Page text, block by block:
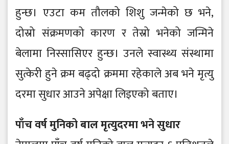
हुन्छ। एउटा कम तौलको शिशु जन्मेको छ भने,
दोस्रो संक्रमणको कारण र तेस्रो भनेको जन्मिने
बेलामा निस्सासिएर हुन्छ। उनले स्वास्थ्य संस्थामा
सुत्केरी हुने क्रम बढ्दो क्रममा रहेकाले अब भने मृत्यु
दरमा सुधार आउने अपेक्षा लिइएको बताए।
पाँच वर्ष मुनिको बाल मृत्युदरमा भने सुधार